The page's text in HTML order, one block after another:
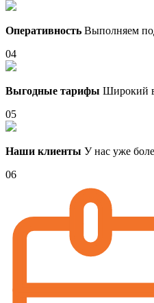
Оперативность Выполняем
04
Выгодные тарифы Широкий
05
Наши клиенты У нас уже
06